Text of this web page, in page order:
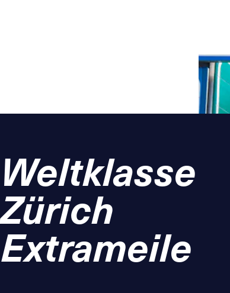
Weltklasse
Zürich
Extrameile